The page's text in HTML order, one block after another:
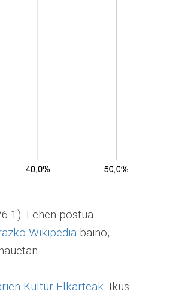
Lehen postua
Wikipedia baino,
Kultur Elkarteak. Ikus